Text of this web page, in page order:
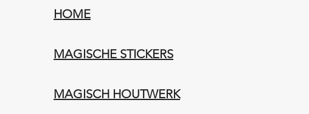
HOME
MAGISCHE STICKERS
MAGISCH HOUTWERK